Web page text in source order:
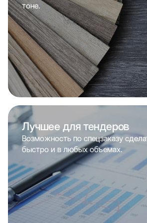
тоне.
Лучшее для тендеров
Возможность по спецзаказу
быстро и в любых объемах.